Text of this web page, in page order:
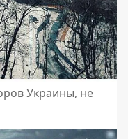
Украины, не